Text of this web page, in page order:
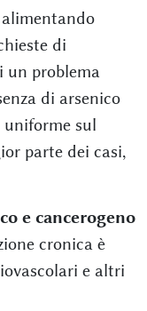
di
un problema
di arsenico
uniforme sul
parte dei casi,
e cancerogeno
cronica è
e altri